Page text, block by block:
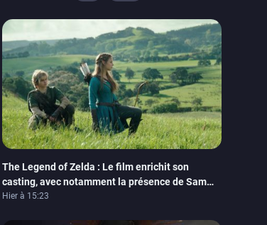
The Legend of Zelda : Le film enrichit son
casting, avec notamment la présence de Sam
Neill
Hier à 15:23